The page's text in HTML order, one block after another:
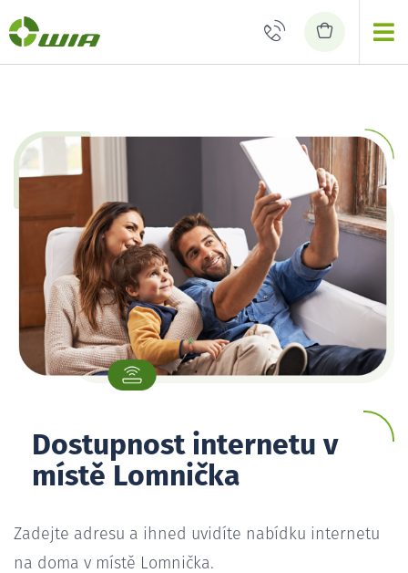
Dostupnost internetu v
místě Lomnička
Zadejte adresu a ihned uvidíte nabídku internetu
na doma v místě Lomnička.